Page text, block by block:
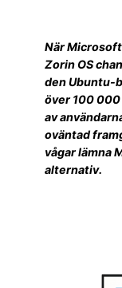
När
Zorin OS
den Ubuntu-
över 100 000
av
oväntad
vågar lämna
alternativ.